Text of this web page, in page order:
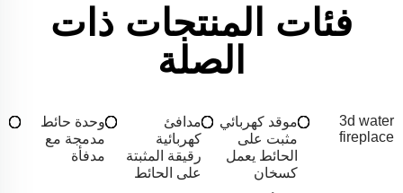
فئات المنتجات ذات
الصلة
3d water
fireplace
موقد كهربائي
مثبت على
الحائط يعمل
كسخان
مدافئ
كهربائية
رقيقة المثبتة
على الحائط
وحدة حائط
مدمجة مع
مدفأة